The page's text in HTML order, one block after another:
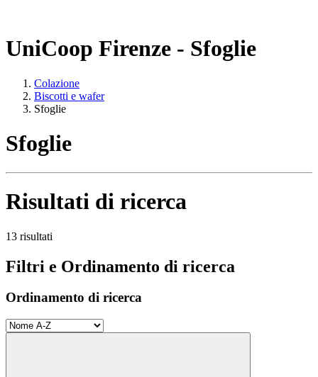
UniCoop Firenze - Sfoglie
Colazione
Biscotti e wafer
Sfoglie
Sfoglie
Risultati di ricerca
13 risultati
Filtri e Ordinamento di ricerca
Ordinamento di ricerca